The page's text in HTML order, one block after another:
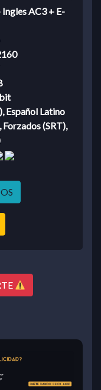
Ingles AC3 + E-
Español Latino
Forzados (SRT),